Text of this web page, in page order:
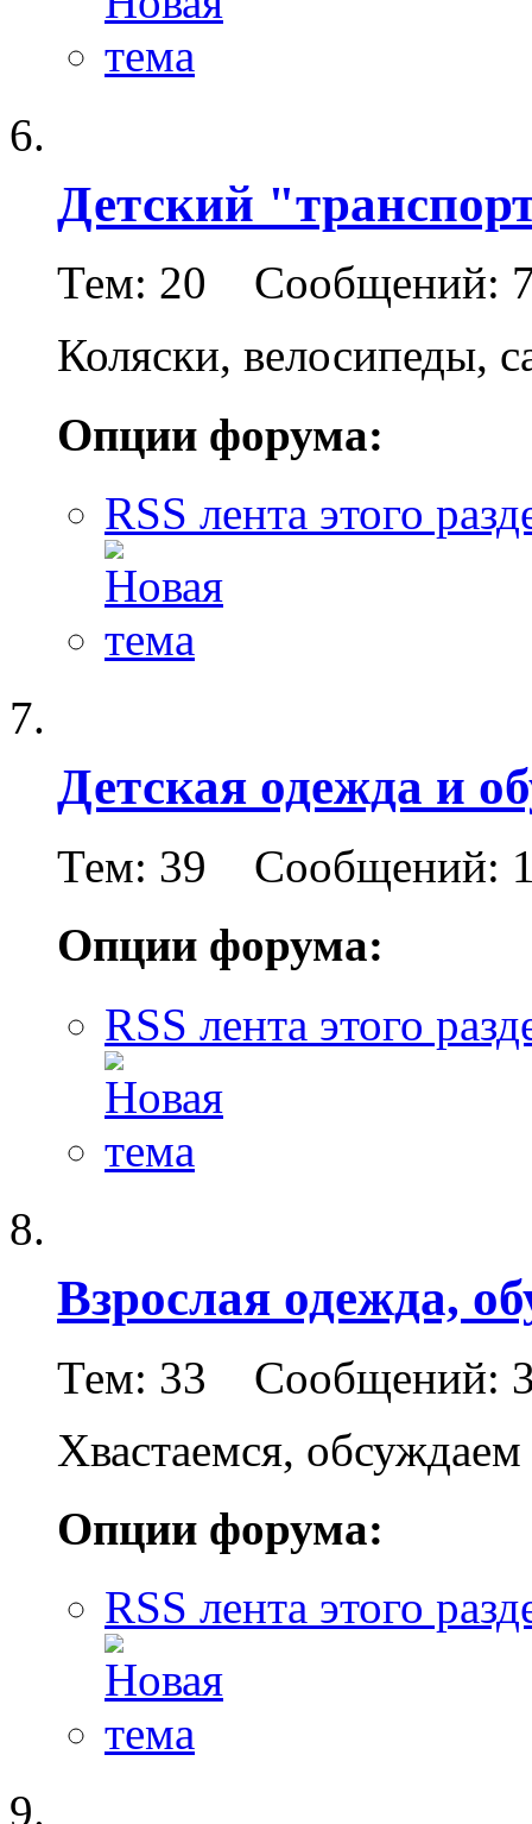
Детский
Тем: 20 Сообщений:
Коляски, велосипеды,
Опции форума:
RSS лента этого
Детская одежда и
Тем: 39 Сообщений:
Опции форума:
RSS лента этого
Взрослая одежда,
Тем: 33 Сообщений:
Хвастаемся,
Опции форума:
RSS лента этого